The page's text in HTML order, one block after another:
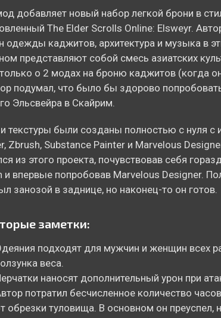
добавляет новый набор легкой брони в
The Elder Scrolls Online: Elsweyr.
одежды каджитов, архитектура и музыка в
представляют собой смесь азиатских
о 2 модах на броню каджитов (когда
подумал, что было бы здорово
Эльсвейра в Скайрим.
текстуры были созданы полностью с нуля с
Zbrush, Substance Painter и Marvelous
из этого проекта, почувствовав себя
и впервые попробовав Marvelous Designer.
занозой в заднице, но наконец-то он готов.
заметки:
подходят для мужчин и женщин всех
веса.
наносят дополнительный урон при
потратил бесчисленное количество
обрезки туловища. В основном он